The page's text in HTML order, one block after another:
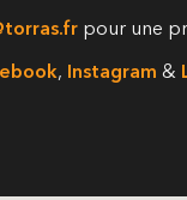
pour une
, Instagram &